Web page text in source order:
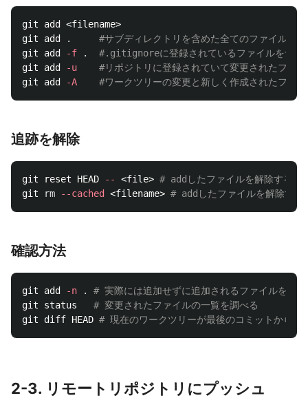
git add <filename>
git add
.
#サブディレクトリを含めた全てのファイルを
git add
-f .
#.gitignoreに登録されているファイルを含め
git add
-u
#リポジトリに登録されていて変更されたファ
git add
-A #ワークツリーの変更と新しく作成されたファ
追跡を解除
git reset HEAD -- <file> # addしたファイルを解除する
git
rm --cached <filename> # addしたファイルを解除する
確認方法
git add -n .
# 実際には追加せずに追加されるファイルを調
git status # 変更されたファイルの一覧を調べる
git diff HEAD # 現在のワークツリーが最後のコミットからど
2-3. リモートリポジトリにプッシュ